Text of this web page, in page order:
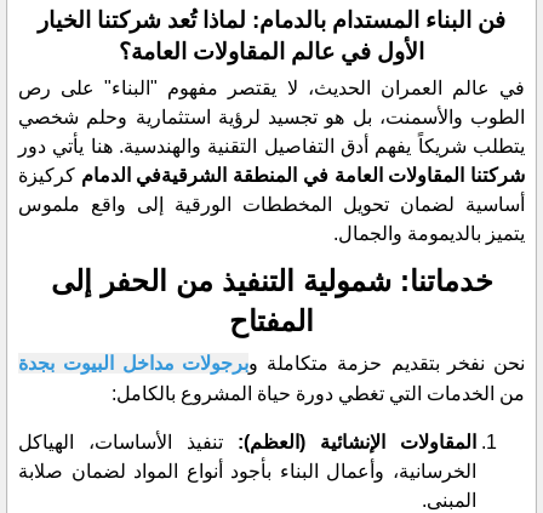
فن البناء المستدام بالدمام: لماذا تُعد شركتنا الخيار
الأول في عالم المقاولات العامة؟
​في عالم العمران الحديث، لا يقتصر مفهوم "البناء" على رص
الطوب والأسمنت، بل هو تجسيد لرؤية استثمارية وحلم شخصي
يتطلب شريكاً يفهم أدق التفاصيل التقنية والهندسية. هنا يأتي دور
شركتنا المقاولات العامة في المنطقة الشرقيةفي الدمام كركيزة
أساسية لضمان تحويل المخططات الورقية إلى واقع ملموس
يتميز بالديمومة والجمال.
​خدماتنا: شمولية التنفيذ من الحفر إلى
المفتاح
​نحن نفخر بتقديم حزمة متكاملة وبرجولات مداخل البيوت بجدة
من الخدمات التي تغطي دورة حياة المشروع بالكامل:
​المقاولات الإنشائية (العظم): تنفيذ الأساسات، الهياكل
الخرسانية، وأعمال البناء بأجود أنواع المواد لضمان صلابة
المبنى.